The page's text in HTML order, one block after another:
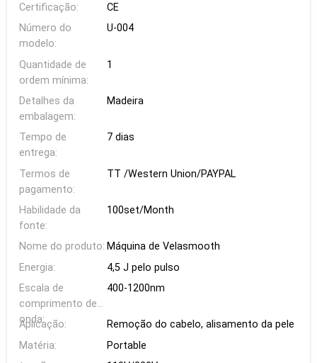
Certificação:
CE
Número do
modelo:
U-004
Quantidade de
ordem mínima:
1
Detalhes da
embalagem:
Madeira
Tempo de
entrega:
7 dias
Termos de
pagamento:
TT /Western Union/PAYPAL
Habilidade da
fonte:
100set/Month
Nome do produto: Máquina de Velasmooth
Energia:
4,5 J pelo pulso
Escala de
comprimento de
onda:
400-1200nm
Aplicação:
Remoção do cabelo, alisamento da pele
Matéria:
Portable